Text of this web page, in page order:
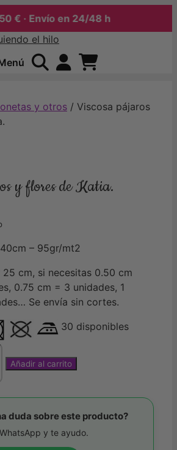
· Envío en 24/48 h
y otros / Viscosa pájaros
y flores de Katia.
– 95gr/mt2
cm, si necesitas 0.50 cm
0.75 cm = 3 unidades, 1
Se envía sin cortes.
30 disponibles
Añadir al carrito
duda sobre este producto?
y te ayudo.